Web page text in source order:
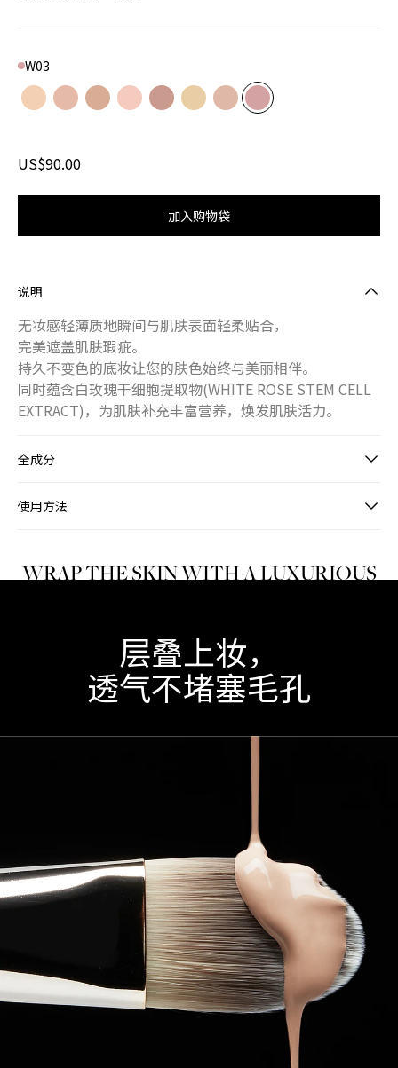
Color
W03
N01
Product variant in stock
N02
Product variant in stock
N03
Product variant in stock
R01
Product variant in stock
R02
Product variant in stock
W01
Product variant in stock
W02
Product variant in stock
W03
Product variant in
US$90.00
加入购物袋
说明
无妆感轻薄质地瞬间与肌肤表面轻柔贴合，
完美遮盖肌肤瑕疵。
持久不变色的底妆让您的肤色始终与美丽相伴。
同时蕴含白玫瑰干细胞提取物(WHITE ROSE STEM CELL
EXTRACT)，为肌肤补充丰富营养，焕发肌肤活力。
全成分
使用方法
WRAP THE SKIN WITH A LUXURIOUS
层叠上妆，
透气不堵塞毛孔